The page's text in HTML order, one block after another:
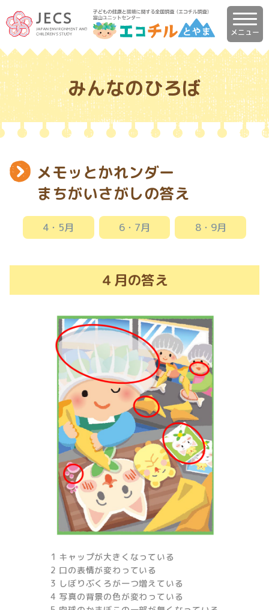
メニュー
みんなのひろば
メモッとかれンダー
まちがいさがしの答え
4・5月 6・7月 8・9月
４月の答え
1 キャップが大きくなっている
2 口の表情が変わっている
3 しぼりぶくろが一つ増えている
4 写真の背景の色が変わっている